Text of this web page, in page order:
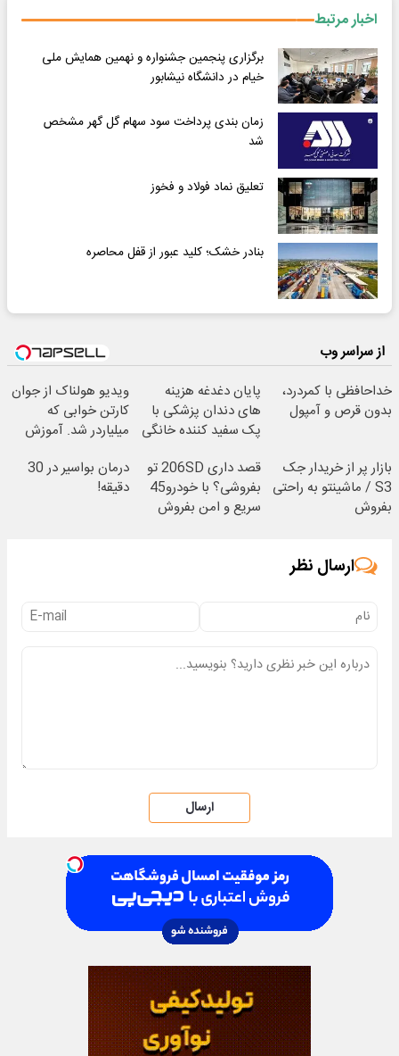
اخبار مرتبط
برگزاری پنجمین جشنواره و نهمین همایش ملی
خیام در دانشگاه نیشابور
زمان بندی پرداخت سود سهام گل گهر مشخص
شد
تعلیق نماد فولاد و فخوز
بنادر خشک؛ کلید عبور از قفل محاصره
از سراسر وب
خداحافظی با کمردرد،
بدون قرص و آمپول
پایان دغدغه هزینه
های دندان پزشکی با
پک سفید کننده خانگی
ویدیو هولناک از جوان
کارتن خوابی که
میلیاردر شد. آموزش
بازار پر از خریدار جک
S3 / ماشینتو به راحتی
بفروش
قصد داری 206SD تو
بفروشی؟ با خودرو45
سریع و امن بفروش
درمان بواسیر در 30
دقیقه!
ارسال نظر
ارسال